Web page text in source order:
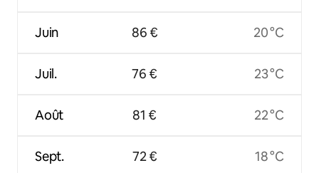
Juin
Juil.
Août
Sept.
86 €
76 €
81 €
72 €
20 °C
23 °C
22 °C
18 °C